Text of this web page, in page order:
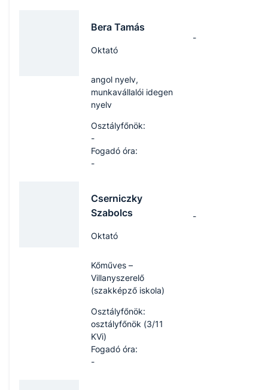
Bera Tamás
Oktató
angol nyelv,
munkavállalói idegen
nyelv
-
Osztályfőnök:
-
Fogadó óra:
-
Cserniczky
Szabolcs
Oktató
Kőműves –
Villanyszerelő
(szakképző iskola)
-
Osztályfőnök:
osztályfőnök (3/11
KVi)
Fogadó óra:
-